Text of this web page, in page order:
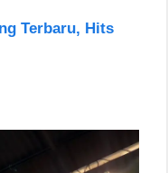
Terbaru, Hits